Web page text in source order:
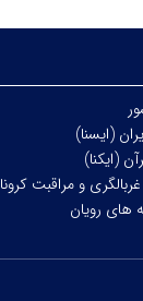
(ایسنا)
(ایکنا)
و مراقبت کرونا
های رویان